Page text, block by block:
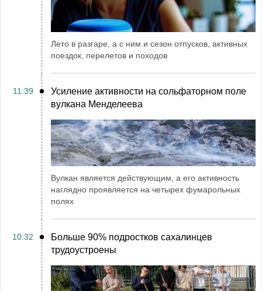
Лето в разгаре, а с ним и сезон отпусков, активных
поездок, перелетов и походов
11:39
Усиление активности на сольфаторном поле
вулкана Менделеева
Вулкан является действующим, а его активность
наглядно проявляется на четырех фумарольных
полях
10:32
Больше 90% подростков сахалинцев
трудоустроены